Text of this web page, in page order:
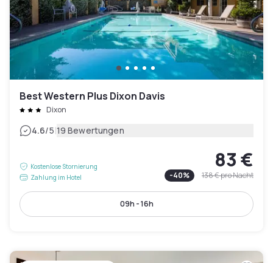
Best Western Plus Dixon Davis
Dixon
4.6/5|19 Bewertungen
Kostenlose Stornierung
Zahlung im Hotel
83 €
-40% 138 €pro Nacht
09h - 16h